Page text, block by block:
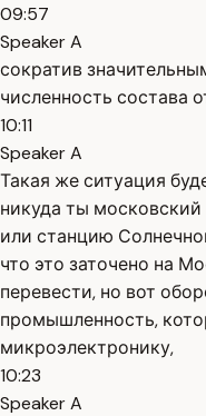
09:57
Speaker A
сократив
численность состава
10:11
Speaker A
Такая же ситуация
никуда ты
или станцию
что это заточено на
перевести, но вот
промышленность,
микроэлектронику,
10:23
Speaker A